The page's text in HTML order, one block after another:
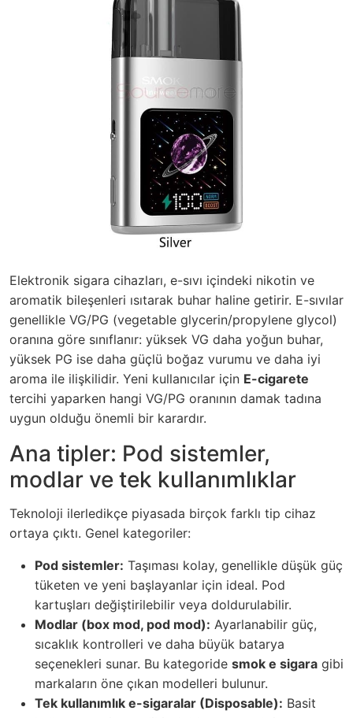
Elektronik sigara cihazları, e-sıvı içindeki nikotin ve
aromatik bileşenleri ısıtarak buhar haline getirir. E-sıvılar
genellikle VG/PG (vegetable glycerin/propylene glycol)
oranına göre sınıflanır: yüksek VG daha yoğun buhar,
yüksek PG ise daha güçlü boğaz vurumu ve daha iyi
aroma ile ilişkilidir. Yeni kullanıcılar için E-cigarete
tercihi yaparken hangi VG/PG oranının damak tadına
uygun olduğu önemli bir karardır.
Ana tipler: Pod sistemler,
modlar ve tek kullanımlıklar
Teknoloji ilerledikçe piyasada birçok farklı tip cihaz
ortaya çıktı. Genel kategoriler:
Pod sistemler: Taşıması kolay, genellikle düşük güç
tüketen ve yeni başlayanlar için ideal. Pod
kartuşları değiştirilebilir veya doldurulabilir.
Modlar (box mod, pod mod): Ayarlanabilir güç,
sıcaklık kontrolleri ve daha büyük batarya
seçenekleri sunar. Bu kategoride smok e sigara gibi
markaların öne çıkan modelleri bulunur.
Tek kullanımlık e-sigaralar (Disposable): Basit